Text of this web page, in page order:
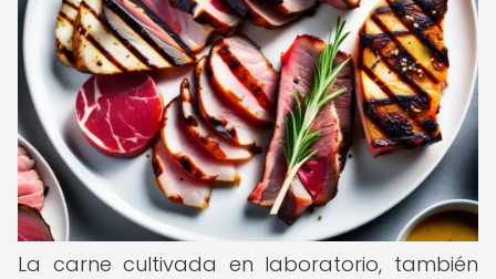
La carne cultivada en laboratorio, también